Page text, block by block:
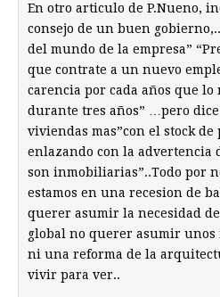
En otro articulo de P.Nueno,
consejo de un buen
del mundo de la empresa”
que contrate a un nuevo
carencia por cada años que lo
durante tres años” …pero
viviendas mas”con el stock de
enlazando con la advertencia
son inmobiliarias”..Todo por
estamos en una recesion de
querer asumir la necesidad
global no querer asumir unos
ni una reforma de la
vivir para ver..